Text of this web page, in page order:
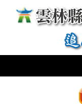
跳到主要內容區塊